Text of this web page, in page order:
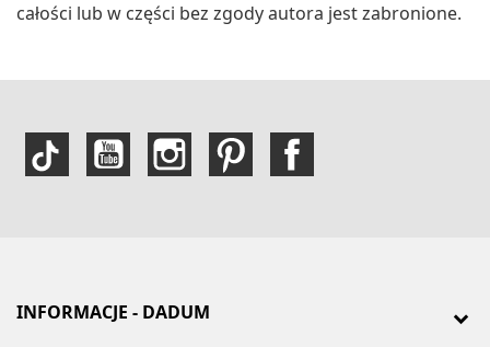
całości lub w części bez zgody autora jest zabronione.
INFORMACJE - DADUM